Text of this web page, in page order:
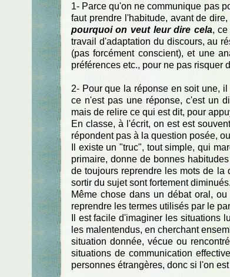
1- Parce qu'on ne communique pas
faut prendre l'habitude, avant de
pourquoi on veut leur dire cela, ce
travail d'adaptation du discours, au
(pas forcément conscient), et une
préférences etc., pour ne pas risquer
2- Pour que la réponse en soit une,
ce n'est pas une réponse, c'est un
mais de relire ce qui est dit, pour
En classe, à l'écrit, on est est
répondent pas à la question posée,
Il existe un "truc", tout simple, qui
primaire, donne de bonnes
de toujours reprendre les mots de
sortir du sujet sont fortement diminués.
Même chose dans un débat oral,
reprendre les termes utilisés par le
Il est facile d'imaginer les situations
les malentendus, en cherchant
situation donnée, vécue ou
situations de communication
personnes étrangères, donc si l'on